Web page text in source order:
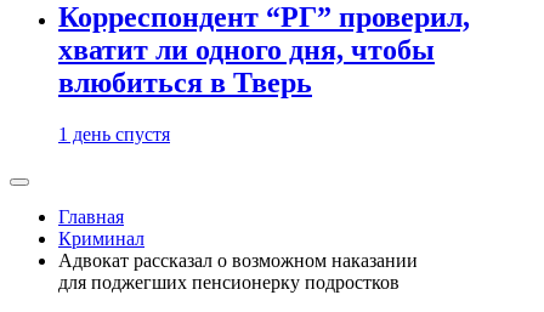
Корреспондент “РГ” проверил,
хватит ли одного дня, чтобы
влюбиться в Тверь
1 день спустя
Главная
Криминал
Адвокат рассказал о возможном наказании
для поджегших пенсионерку подростков